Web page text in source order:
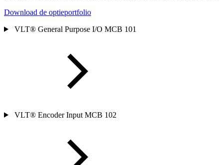
Download de optieportfolio
VLT® General Purpose I/O MCB 101
VLT® Encoder Input MCB 102